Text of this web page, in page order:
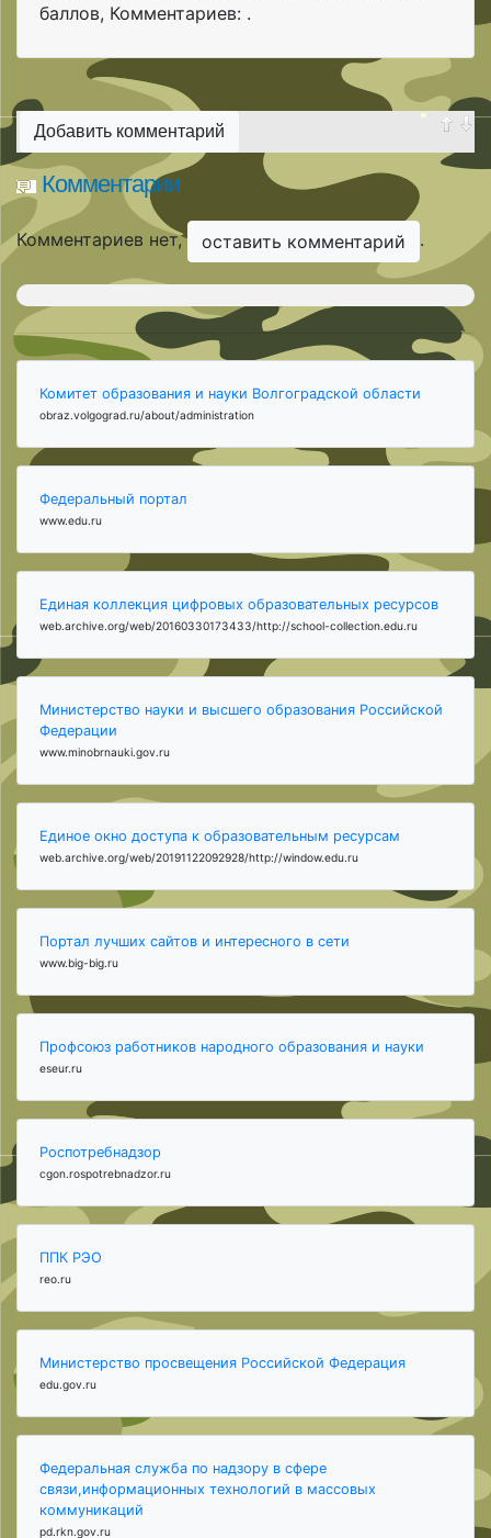
баллов, Комментариев: .
Добавить комментарий
Комментарии
Комментариев нет, оставить комментарий .
Комитет образования и науки Волгоградской области
obraz.volgograd.ru/about/administration
Федеральный портал
www.edu.ru
Единая коллекция цифровых образовательных ресурсов
web.archive.org/web/20160330173433/http://school-collection.edu.ru
Министерство науки и высшего образования Российской
Федерации
www.minobrnauki.gov.ru
Единое окно доступа к образовательным ресурсам
web.archive.org/web/20191122092928/http://window.edu.ru
Портал лучших сайтов и интересного в сети
www.big-big.ru
Профсоюз работников народного образования и науки
eseur.ru
Роспотребнадзор
cgon.rospotrebnadzor.ru
ППК РЭО
reo.ru
Министерство просвещения Российской Федерация
edu.gov.ru
Федеральная служба по надзору в сфере
связи,информационных технологий в массовых
коммуникаций
pd.rkn.gov.ru